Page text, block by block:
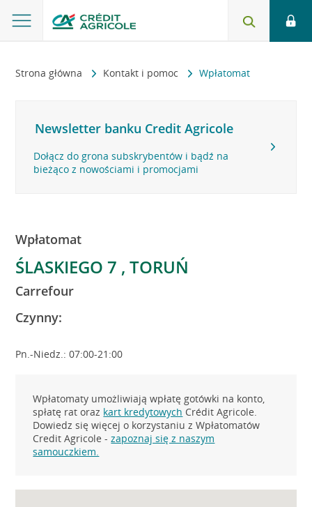
Strona główna Kontakt i pomoc Wpłatomat
Newsletter banku Credit Agricole
Dołącz do grona subskrybentów i bądź na
bieżąco z nowościami i promocjami
Wpłatomat
ŚLASKIEGO 7 , TORUŃ
Carrefour
Czynny:
Pn.-Niedz.: 07:00-21:00
Wpłatomaty umożliwiają wpłatę gotówki na konto,
spłatę rat oraz kart kredytowych Crédit Agricole.
Dowiedz się więcej o korzystaniu z Wpłatomatów
Credit Agricole -zapoznaj się z naszym
samouczkiem.